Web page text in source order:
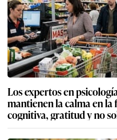
Los expertos en
mantienen la calma en
cognitiva, gratitud y no